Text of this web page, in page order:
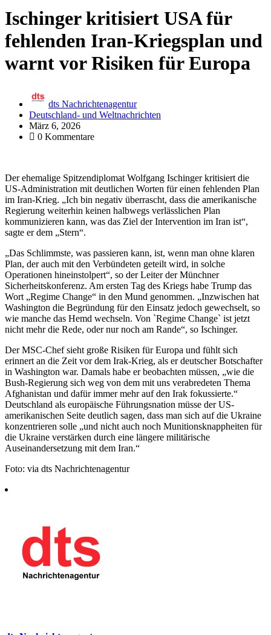
Ischinger kritisiert USA für
fehlenden Iran-Kriegsplan und
warnt vor Risiken für Europa
dts Nachrichtenagentur
Deutschland- und Weltnachrichten
März 6, 2026
0 Kommentare
Der ehemalige Spitzendiplomat Wolfgang Ischinger kritisiert die
US-Administration mit deutlichen Worten für einen fehlenden Plan
im Iran-Krieg. „Ich bin negativ überrascht, dass die amerikanische
Regierung weiterhin keinen halbwegs verlässlichen Plan
kommunizieren kann, was das Ziel der Intervention im Iran ist“,
sagte er dem „Stern“.
„Das Schlimmste, was passieren kann, ist, wenn man ohne klaren
Plan, der auch mit den Verbündeten geteilt wird, in solche
Operationen hineinstolpert“, so der Leiter der Münchner
Sicherheitskonferenz. Am ersten Tag des Kriegs habe Trump das
Wort „Regime Change“ in den Mund genommen. „Inzwischen hat
Washington die Begründung für den Einsatz jedoch gewechselt, so
wie manche das Hemd wechseln. Von `Regime Change` ist jetzt
nicht mehr die Rede, oder nur noch am Rande“, so Ischinger.
Der MSC-Chef sieht große Risiken für Europa und fühlt sich
erinnert an die Zeit vor dem Irak-Krieg, als er deutscher Botschafter
in Washington war. Damals habe er beobachten müssen, „wie die
Bush-Regierung sich weg von dem mit uns verabredeten Thema
Afghanistan und dafür immer mehr auf den Irak fokussierte.“
Deutschland als europäische Führungsnation müsse der US-
amerikanischen Seite deutlich sagen, dass man sich auf die Ukraine
konzentrieren solle „und nicht auch noch Munitionsknappheiten für
die Ukraine verstärken durch eine längere militärische
Auseinandersetzung mit dem Iran.“
Foto: via dts Nachrichtenagentur